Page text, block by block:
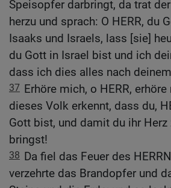
Speisopfer darbringt, da trat
herzu und sprach: O HERR, du
Isaaks und Israels, lass [sie]
du Gott in Israel bist und ich
dass ich dies alles nach
37 Erhöre mich, o HERR,
dieses Volk erkennt, dass du,
Gott bist, und damit du ihr Herz
bringst!
38 Da fiel das Feuer des
verzehrte das Brandopfer und